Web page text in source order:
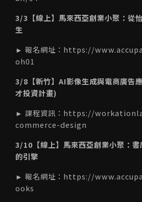
3/3【線上】馬來西亞創業小聚：從
生
► 報名網址： https://
oh01
3/8【新竹】AI影像生成與電商廣告
才投資計畫)
► 課程資訊： https://
commerce-design
3/10【線上】馬來西亞創業小聚：
的引擎
► 報名網址： https://
ooks